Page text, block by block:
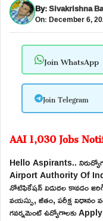
By:Sivakrishna
On: December 6,
Join WhatsApp
Join Telegram
AAI 1,030 Jobs
Hello Aspirants.. నిరుద్యోగ
Airport Authority Of
నోటిఫికేషన్ విడుదల కావడం
వయస్సు, జీతం, పరీక్ష విధానం
గవర్నమెంట్ ఉద్యోగాలకు